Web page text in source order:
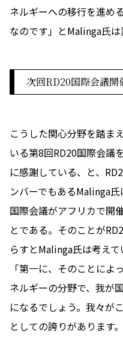
ネルギーへの移行を進め
なのです」とMalinga氏は
次回RD20国際会議開
こうした関心分野を踏ま
いる第8回RD20国際会議
に感謝している、と、
ンバーでもあるMalinga
国際会議がアフリカで開
とである。そのことが
らすとMalinga氏は考えて
「第一に、そのことによ
ネルギーの分野で、我が
になるでしょう。我々が
としての誇りがあります